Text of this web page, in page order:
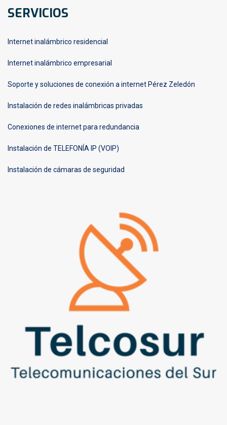
SERVICIOS
Internet inalámbrico residencial
Internet inalámbrico empresarial
Soporte y soluciones de conexión a internet Pérez Zeledón
Instalación de redes inalámbricas privadas
Conexiones de internet para redundancia
Instalación de TELEFONÍA IP (VOIP)
Instalación de cámaras de seguridad